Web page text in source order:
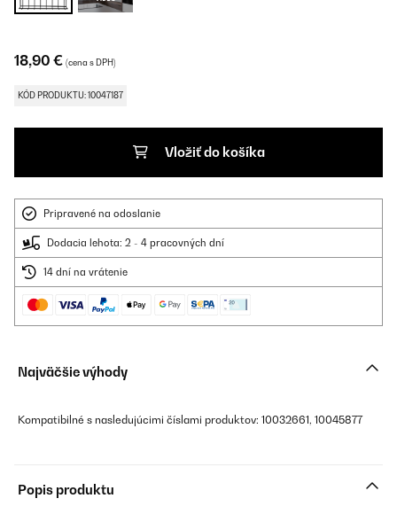
18,90 € (cena s DPH)
KÓD PRODUKTU: 10047187
Vložiť do košíka
Pripravené na odoslanie
Dodacia lehota: 2 - 4 pracovných dní
14 dní na vrátenie
Najväčšie výhody
Kompatibilné s nasledujúcimi číslami produktov: 10032661, 10045877
Popis produktu